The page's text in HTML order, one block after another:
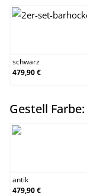
schwarz
479,90 €
Gestell Farbe:
antik
479,90 €